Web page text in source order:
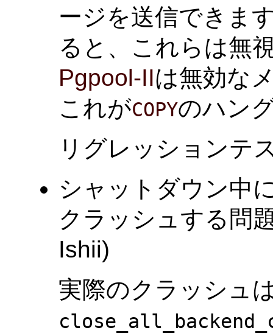
ージを送信できま
ると、これらは無
Pgpool-IIは無効な
これがCOPYのハン
リグレッションテ
シャットダウン中
クラッシュする問
Ishii)
実際のクラッシュ